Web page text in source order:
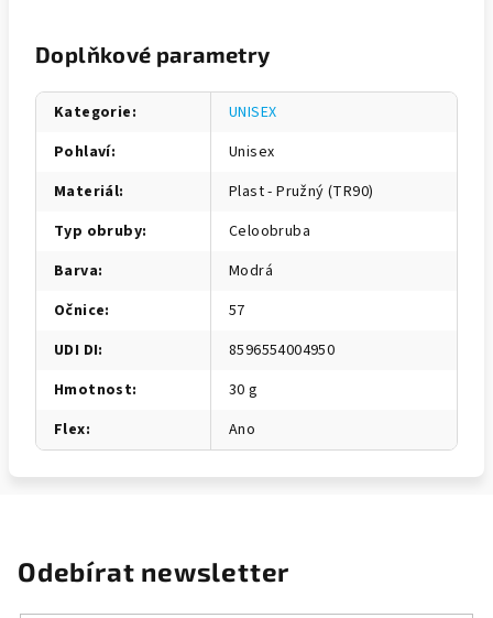
Doplňkové parametry
Kategorie:
UNISEX
Pohlaví:
Unisex
Materiál:
Plast - Pružný (TR90)
Typ obruby:
Celoobruba
Barva:
Modrá
Očnice:
57
UDI DI:
8596554004950
Hmotnost:
30 g
Flex: Ano
Odebírat newsletter